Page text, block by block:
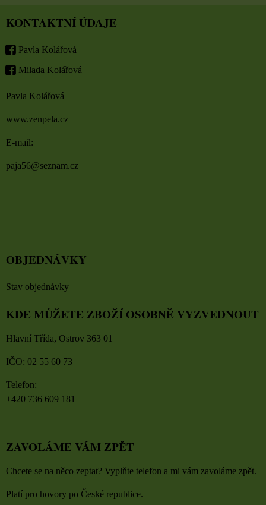
KONTAKTNÍ ÚDAJE
Pavla Kolářová
Milada Kolářová
Pavla Kolářová
www.zenpela.cz
E-mail:
paja56@seznam.cz
OBJEDNÁVKY
Stav objednávky
KDE MŮŽETE ZBOŽÍ OSOBNĚ VYZVEDNOUT
Hlavní Třída, Ostrov 363 01
IČO: 02 55 60 73
Telefon:
+420 736 609 181
ZAVOLÁME VÁM ZPĚT
Chcete se na něco zeptat? Vyplňte telefon a mi vám zavoláme zpět.
Platí pro hovory po České republice.